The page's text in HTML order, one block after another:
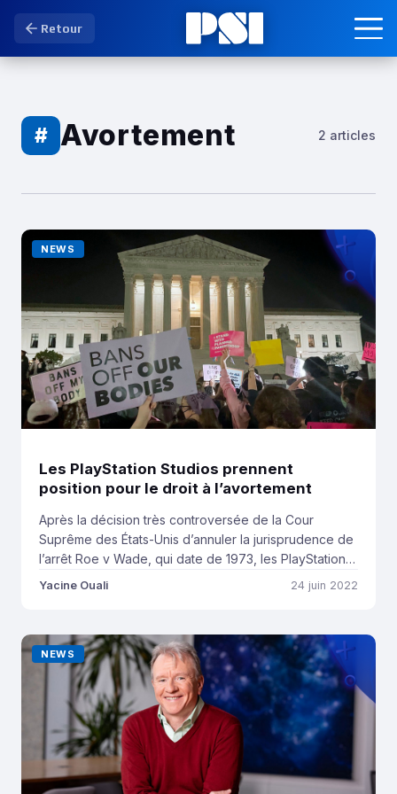
Retour
# Avortement 2 articles
NEWS
Les PlayStation Studios prennent
position pour le droit à l’avortement
Après la décision très controversée de la Cour
Suprême des États-Unis d’annuler la jurisprudence de
l’arrêt Roe v Wade, qui date de 1973, les PlayStation
Studios ont un par un pris position sur Twitter pour
de la société d’éviter de […]
Yacine Ouali 24 juin 2022
NEWS